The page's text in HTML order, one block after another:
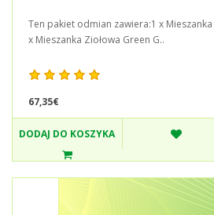
Ten pakiet odmian zawiera:1 x Mieszanka
x Mieszanka Ziołowa Green G..
67,35€
DODAJ DO KOSZYKA